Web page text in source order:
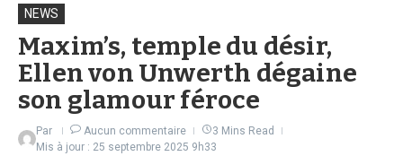
NEWS
Maxim’s, temple du désir,
Ellen von Unwerth dégaine
son glamour féroce
Par Aucun commentaire
3 Mins Read
Mis à jour : 25 septembre 2025 9h33